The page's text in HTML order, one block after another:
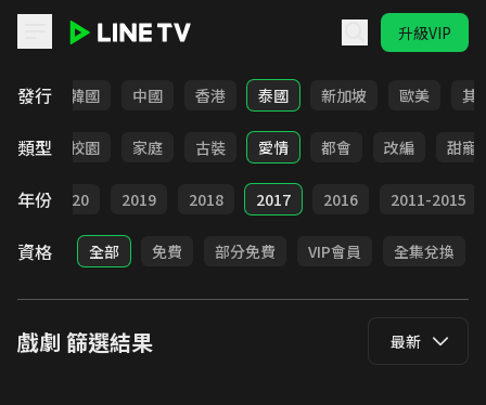
升級VIP
發行
日本 韓國 中國 香港 泰國 新加坡 歐美 其
類型
職場 校園 家庭 古裝 愛情 都會 改編 甜寵
年份 2020 2019 2018 2017 2016 2011-2015
資格 全部 免費 部分免費 VIP會員 全集兌換
戲劇 篩選結果 最新